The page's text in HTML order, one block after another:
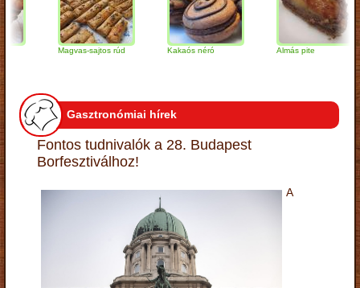
Magvas-sajtos rúd Kakaós néró Almás pite
Gasztronómiai hírek
Fontos tudnivalók a 28. Budapest
Borfesztiválhoz!
A